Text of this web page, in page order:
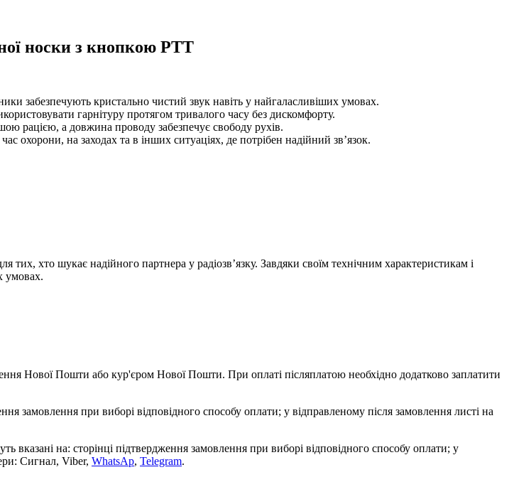
носки з кнопкою PTT
забезпечують кристально чистий звук навіть у найгаласливіших умовах.
гарнітуру протягом тривалого часу без дискомфорту.
рацією, а довжина проводу забезпечує свободу рухів.
охорони, на заходах та в інших ситуаціях, де потрібен надійний зв’язок.
хто шукає надійного партнера у радіозв’язку. Завдяки своїм технічним характеристикам і
умовах.
Нової Пошти або кур'єром Нової Пошти. При оплаті післяплатою необхідно додатково заплатити
замовлення при виборі відповідного способу оплати; у відправленому після замовлення листі на
вказані на: сторінці підтвердження замовлення при виборі відповідного способу оплати; у
Сигнал, Viber, WhatsAp, Telegram.